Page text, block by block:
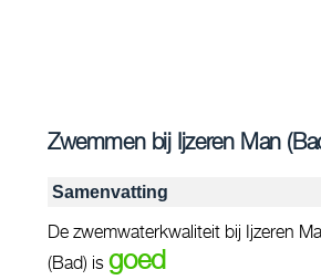
Zwemmen bij Ijzeren Man
Samenvatting
De zwemwaterkwaliteit bij Ijzeren
(Bad) is goed